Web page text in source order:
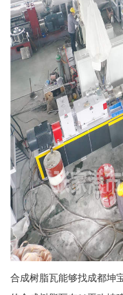
合成树脂瓦能够找成都坤